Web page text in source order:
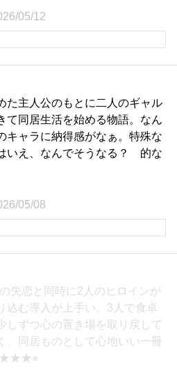
05/12
た主人公のもとに二人のギャル
て同居生活を始める物語。なん
キャラに納得感がなぁ。特殊な
いえ、なんでそうなる？ 的な
05/08
失恋と同時に2人のヒロインが
込む導入が上手い。3人で食卓
しずつ心の置き場を取り戻して
、同居ものとして心地いい一冊